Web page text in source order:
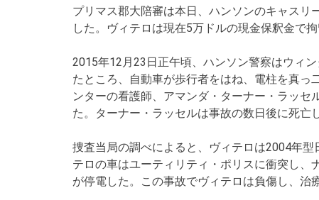
プリマス郡大陪審は本日、ハンソンのキャス
した。ヴィテロは現在5万ドルの現金保釈金で
2015年12月23日正午頃、ハンソン警察はウィ
たところ、自動車が歩行者をはね、電柱を真
ンターの看護師、アマンダ・ターナー・ラッ
た。ターナー・ラッセルは事故の数日後に死亡し
捜査当局の調べによると、ヴィテロは2004年
テロの車はユーティリティ・ポリスに衝突し
が停電した。この事故でヴィテロは負傷し、治